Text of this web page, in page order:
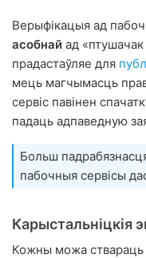
Верыфікацыя ад
асобнай ад «птушачак
прадастаўляе для
мець магчымасць
сервіс павінен
падаць адпаведную
Больш
пабочныя сервісы
Карыстальніцкія
Кожны можа ствараць